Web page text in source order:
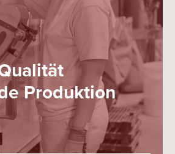
Produktion